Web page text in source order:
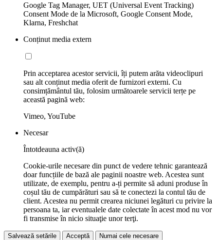
Google Tag Manager, UET (Universal Event Tracking)
Consent Mode de la Microsoft, Google Consent Mode,
Klarna, Freshchat
Conținut media extern
Prin acceptarea acestor servicii, îți putem arăta videoclipuri
sau alt conținut media oferit de furnizori externi. Cu
consimțământul tău, folosim următoarele servicii terțe pe
această pagină web:
Vimeo, YouTube
Necesar
Întotdeauna activ(ă)
Cookie-urile necesare din punct de vedere tehnic garantează
doar funcțiile de bază ale paginii noastre web. Acestea sunt
utilizate, de exemplu, pentru a-ți permite să aduni produse în
coșul tău de cumpărături sau să te conectezi la contul tău de
client. Acestea nu permit crearea niciunei legături cu privire la
persoana ta, iar eventualele date colectate în acest mod nu vor
fi transmise în nicio situaţie unor terţi.
Salvează setările Acceptă Numai cele necesare